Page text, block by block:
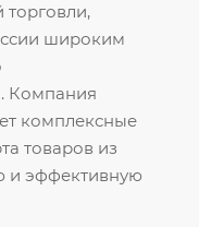
широким
Компания
комплексные
товаров из
и эффективную